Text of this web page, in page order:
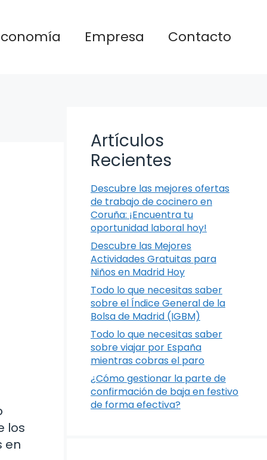
Empresa Contacto
los
en
Artículos
Recientes
Descubre las mejores ofertas
de trabajo de cocinero en
Coruña: ¡Encuentra tu
oportunidad laboral hoy!
Descubre las Mejores
Actividades Gratuitas para
Niños en Madrid Hoy
Todo lo que necesitas saber
sobre el Índice General de la
Bolsa de Madrid (IGBM)
Todo lo que necesitas saber
sobre viajar por España
mientras cobras el paro
¿Cómo gestionar la parte de
confirmación de baja en festivo
de forma efectiva?